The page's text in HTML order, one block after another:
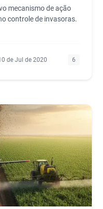
mecanismo de ação
controle de invasoras.
de Jul de 2020 6